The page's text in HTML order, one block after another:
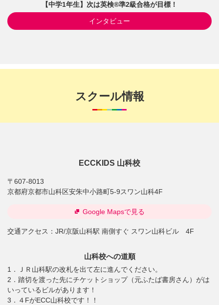
【中学1年生】次は英検®準2級合格が目標！
インタビュー
スクール情報
ECCKIDS 山科校
〒607-8013
京都府京都市山科区安朱中小路町5-9スワン山科4F
交通アクセス： JR/京阪山科駅 南側すぐ スワン山科ビル 4F
Google Mapsで見る
山科校への道順
1．ＪＲ山科駅の改札を出て左に進んでください。
2．踏切を渡った先にチケットショップ（元ふたば書房さん）がは
いっているビルがあります！
3．４FがECC山科校です！！